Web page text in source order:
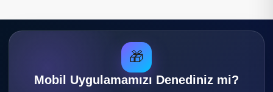
🎁
Mobil Uygulamamızı Denediniz mi?